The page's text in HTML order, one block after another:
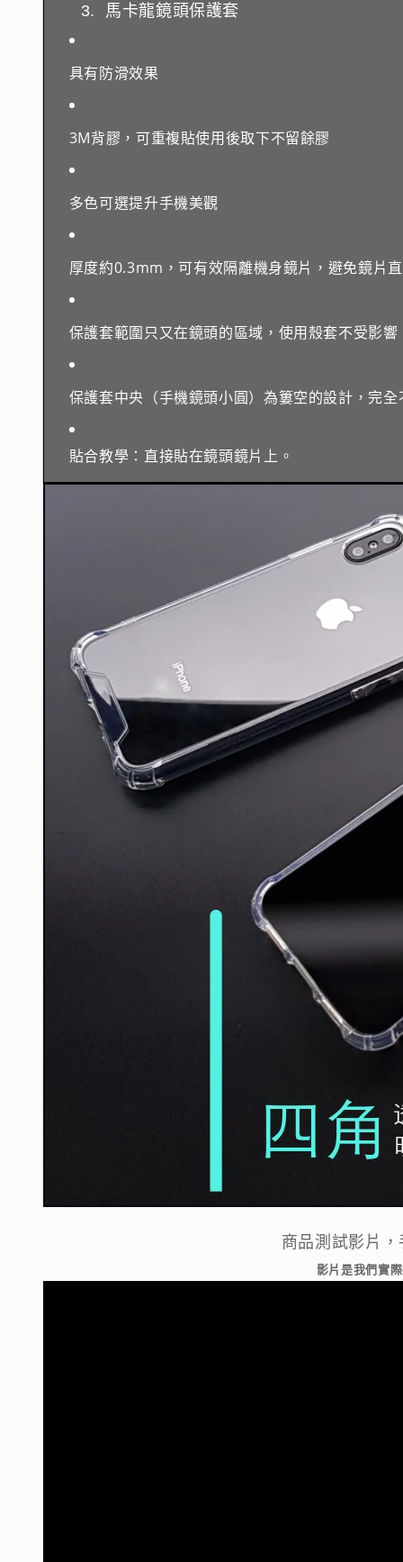
3.  馬卡龍鏡頭保護套
具有防滑效果
3M背膠，可重複貼使用後取下不留餘膠
多色可選提升手機美觀
厚度約0.3mm，可有效隔離機身鏡片，避免鏡片
保護套範圍只又在鏡頭的區域，使用殼套不受影響
保護套中央（手機鏡頭小圓）為簍空的設計，完
貼合教學：直接貼在鏡頭鏡片上。
商品測試影片
影片是我們實